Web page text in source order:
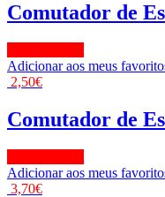
Comutador de
Adicionar aos meus
2,50€
Comutador de
Adicionar aos meus
3,70€